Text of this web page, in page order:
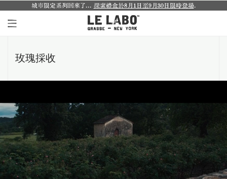
日常理容系列
別緻小物
探索體驗裝
城市限定系列回來了... 探索禮盒於8月1日至9月30日限時登場.
玫瑰採收